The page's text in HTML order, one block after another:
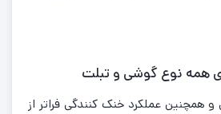
و همچنین عملکرد خنک کنندگی فراتر از